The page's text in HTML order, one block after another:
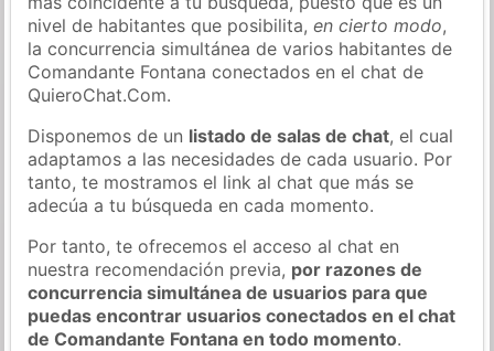
nivel de habitantes que posibilita,en cierto modo,
la concurrencia simultánea de varios habitantes de
Comandante Fontana conectados en el chat de
QuieroChat.Com.
Disponemos de un listado de salas de chat, el cual
adaptamos a las necesidades de cada usuario. Por
tanto, te mostramos el link al chat que más se
adecúa a tu búsqueda en cada momento.
Por tanto, te ofrecemos el acceso al chat en
nuestra recomendación previa, por razones de
concurrencia simultánea de usuarios para que
puedas encontrar usuarios conectados en el chat
de Comandante Fontana en todo momento.